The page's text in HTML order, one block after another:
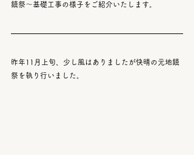
鎮祭～基礎工事の様子をご紹介いたします。
昨年11月上旬、少し風はありましたが快晴の元地鎮
祭を執り行いました。